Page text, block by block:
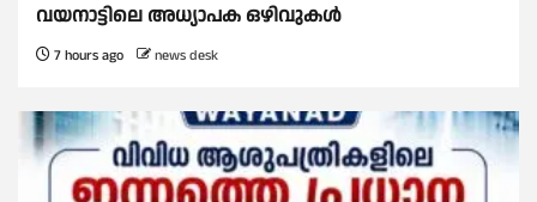
വയനാട്ടിലെ അധ്യാപക ഒഴിവുകൾ
7 hours ago news desk